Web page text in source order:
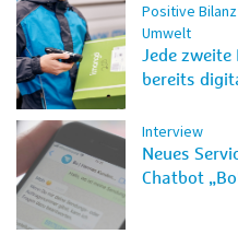
Positive
Umwelt
Jede
bereits
Interview
Neues
Chatbot